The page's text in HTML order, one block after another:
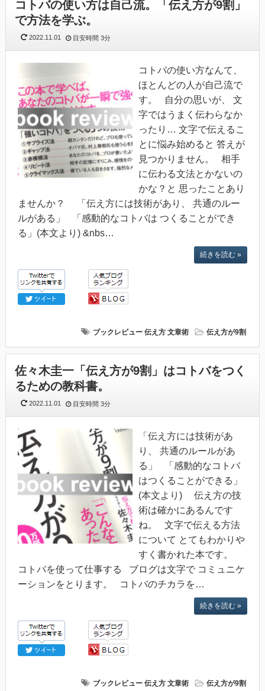
コトバの使い方は自己流。「伝え方が9割」
で方法を学ぶ。
2022.11.01 目安時間 3分
コトバの使い方なんて、
ほとんどの人が自己流で
す。 自分の思いが、 文
字ではうまく伝わらなか
ったり… 文字で伝えるこ
とに悩み始めると 答えが
見つかりません。 相手
に伝わる文法とかないの
かな？と 思ったことあり
ませんか？ 「伝え方には技術があり、 共通のルー
ルがある」 「感動的なコトバは つくることができ
る」(本文より) &nbs…
続きを読む »
ブックレビュー 伝え方 文章術 伝え方が9割
佐々木圭一「伝え方が9割」はコトバをつく
るための教科書。
2022.11.01 目安時間 3分
「伝え方には技術があ
り、 共通のルールがあ
る」 「感動的なコトバ
はつくることができる」
(本文より) 伝え方の技
術は確かにあるんです
ね。 文字で伝える方法
について とてもわかりや
すく書かれた本です。
コトバを使って仕事する ブログは文字で コミュニケ
ーションをとります。 コトバのチカラを…
続きを読む »
ブックレビュー 伝え方 文章術 伝え方が9割